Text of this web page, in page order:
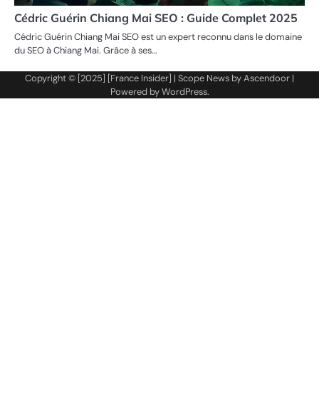
Cédric Guérin Chiang Mai SEO : Guide Complet 2025
Cédric Guérin Chiang Mai SEO est un expert reconnu dans le domaine
du SEO à Chiang Mai. Grâce à ses…
Copyright © [2025] [France Insider] | Scope News byAscendoor |
Powered byWordPress.